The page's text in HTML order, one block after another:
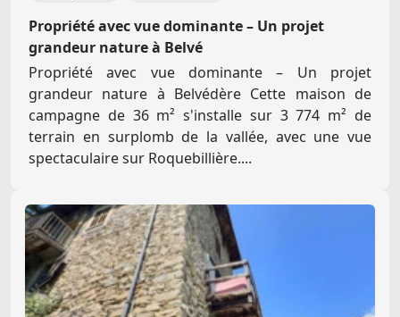
Propriété avec vue dominante – Un projet
grandeur nature à Belvé
Propriété avec vue dominante – Un projet
grandeur nature à Belvédère Cette maison de
campagne de 36 m² s'installe sur 3 774 m² de
terrain en surplomb de la vallée, avec une vue
spectaculaire sur Roquebillière....